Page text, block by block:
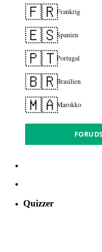
🇫🇷Frankrig
🇪🇸Spanien
🇵🇹Portugal
🇧🇷Brasilien
🇲🇦Marokko
Quizzer